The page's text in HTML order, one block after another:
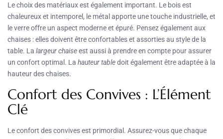
Le choix des matériaux est également important. Le bois est
chaleureux et intemporel, le métal apporte une touche industrielle, et
le verre offre un aspect moderne et épuré. Pensez également aux
chaises : elles doivent être confortables et assorties au style de la
table. La largeur chaiseest aussi à prendre en compte pour assurer
un confort optimal. La hauteur tabledoit également être adaptée à la
hauteur des chaises.
Confort des Convives : L’Élément
Clé
Le confort des convives est primordial. Assurez-vous que chaque